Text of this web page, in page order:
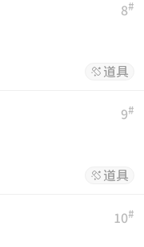
8#
 道具
9#
 道具
10#